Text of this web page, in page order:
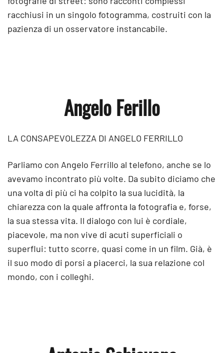
racchiusi in un singolo fotogramma, costruiti con la
pazienza di un osservatore instancabile.
Angelo Ferillo
LA CONSAPEVOLEZZA DI ANGELO FERRILLO
Parliamo con Angelo Ferrillo al telefono, anche se lo
avevamo incontrato più volte. Da subito diciamo che
una volta di più ci ha colpito la sua lucidità, la
chiarezza con la quale affronta la fotografia e, forse,
la sua stessa vita. Il dialogo con lui è cordiale,
piacevole, ma non vive di acuti superficiali o
superflui: tutto scorre, quasi come in un film. Già, è
il suo modo di porsi a piacerci, la sua relazione col
mondo, con i colleghi.